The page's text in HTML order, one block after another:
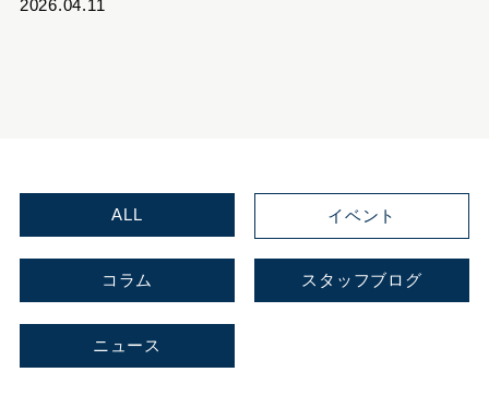
2026.04.11
ALL イベント
コラム スタッフブログ
ニュース